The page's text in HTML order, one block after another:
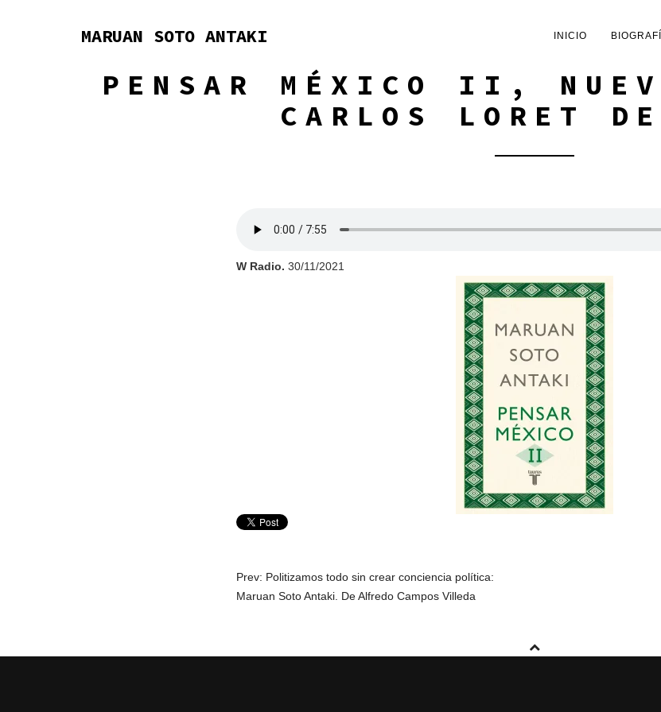
MARUAN SOTO ANTAKI INICIO
PENSAR MÉXICO II,
CARLOS LORET
W Radio. 30/11/2021
NAVEGACIÓN
DE
Prev: Politizamos todo sin crear conciencia política:
Maruan Soto Antaki. De Alfredo Campos Villeda